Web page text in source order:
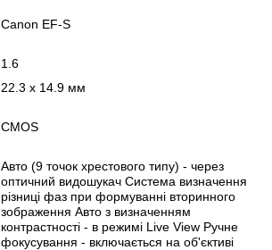
Canon EF-S
1.6
22.3 x 14.9 мм
CMOS
Авто (9 точок хрестового типу) - через
оптичний видошукач Система визначення
різниці фаз при формуванні вторинного
зображення Авто з визначенням
контрастності - в режимі Live View Ручне
фокусування - включається на об'єктиві